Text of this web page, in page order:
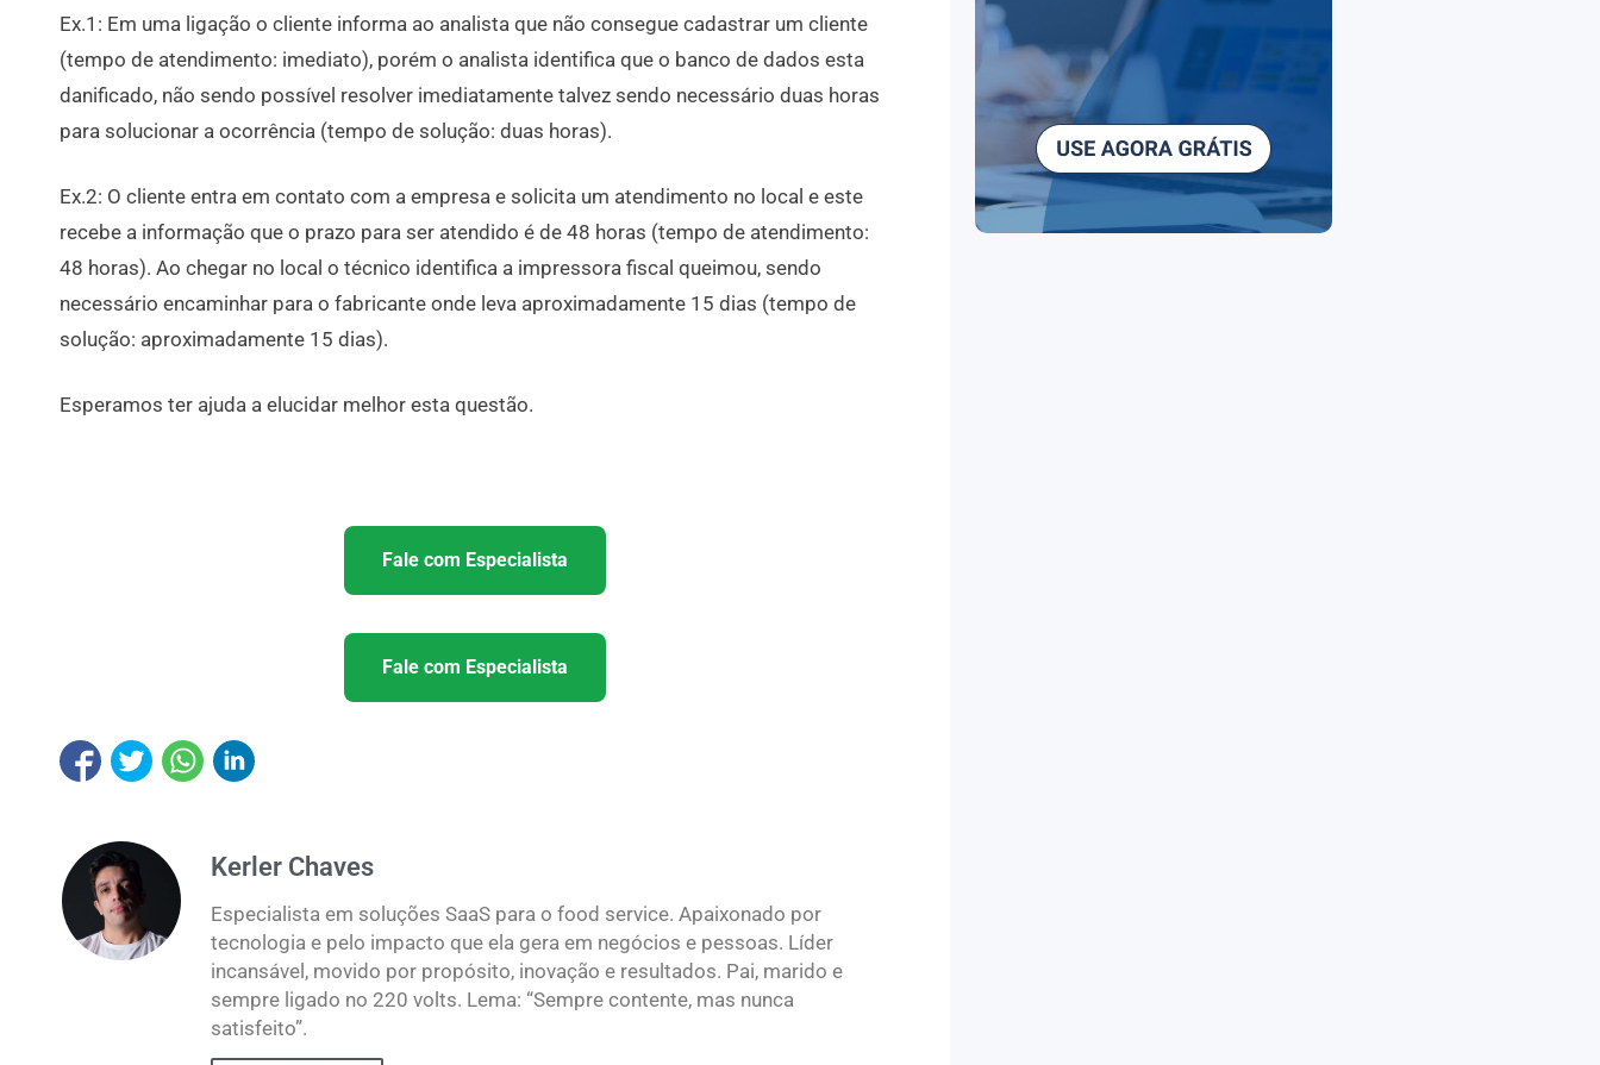
Ex.1: Em uma ligação o cliente informa ao analista que não consegue cadastrar um cliente
(tempo de atendimento: imediato), porém o analista identifica que o banco de dados esta
danificado, não sendo possível resolver imediatamente talvez sendo necessário duas horas
para solucionar a ocorrência (tempo de solução: duas horas).
Ex.2: O cliente entra em contato com a empresa e solicita um atendimento no local e este
recebe a informação que o prazo para ser atendido é de 48 horas (tempo de atendimento:
48 horas). Ao chegar no local o técnico identifica a impressora fiscal queimou, sendo
necessário encaminhar para o fabricante onde leva aproximadamente 15 dias (tempo de
solução: aproximadamente 15 dias).
Esperamos ter ajuda a elucidar melhor esta questão.
Fale com Especialista
Fale com Especialista
Kerler Chaves
Especialista em soluções SaaS para o food service. Apaixonado por
tecnologia e pelo impacto que ela gera em negócios e pessoas. Líder
incansável, movido por propósito, inovação e resultados. Pai, marido e
sempre ligado no 220 volts. Lema: “Sempre contente, mas nunca
satisfeito”.